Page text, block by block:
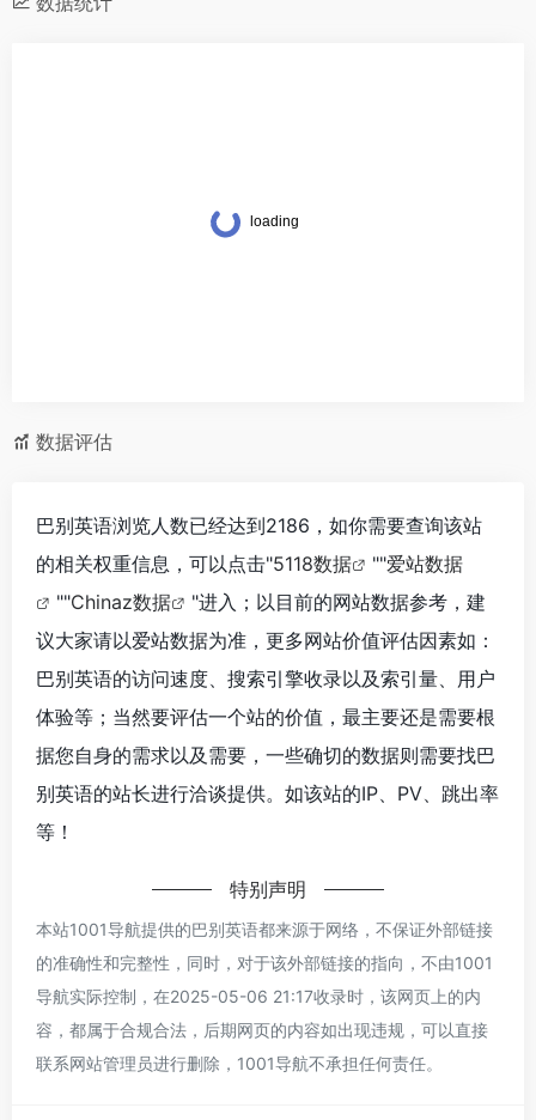
数据评估
巴别英语浏览人数已经达到2186，如你需要查询该站
的相关权重信息，可以点击"5118数据 ""爱站数据
""Chinaz数据
"进入；以目前的网站数据参考，建
议大家请以爱站数据为准，更多网站价值评估因素如：
巴别英语的访问速度、搜索引擎收录以及索引量、用户
体验等；当然要评估一个站的价值，最主要还是需要根
据您自身的需求以及需要，一些确切的数据则需要找巴
别英语的站长进行洽谈提供。如该站的IP、PV、跳出率
等！
特别声明
本站1001导航提供的巴别英语都来源于网络，不保证外部链接
的准确性和完整性，同时，对于该外部链接的指向，不由1001
导航实际控制，在2025-05-06 21:17收录时，该网页上的内
容，都属于合规合法，后期网页的内容如出现违规，可以直接
联系网站管理员进行删除，1001导航不承担任何责任。